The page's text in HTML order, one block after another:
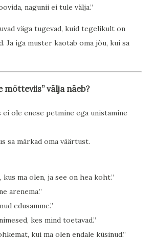
nagunii ei tule välja.”
väga tugevad, kuid tegelikult on
Ja iga muster kaotab oma jõu, kui sa
mõtteviis” välja näeb?
ole enese petmine ega unistamine
sa märkad oma väärtust.
kus ma olen, ja see on hea koht.”
arenema.”
edusamme.”
kes mind toetavad.”
kui ma olen endale küsinud.”